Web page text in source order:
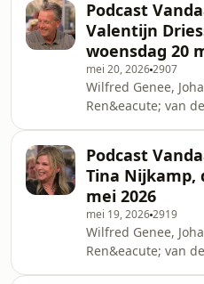
uitspraken
Alexia reageert op
omnystudio.com/
information.
Podcast
Valentijn
woensdag 20
mei 20, 20262907
Wilfred Genee,
Ren&eacute; van
Yves Berendse,
uitspraak en
omnystudio.com/
information.
Podcast
Tina Nijkamp,
mei 2026
mei 19, 20262919
Wilfred Genee,
Ren&eacute; van